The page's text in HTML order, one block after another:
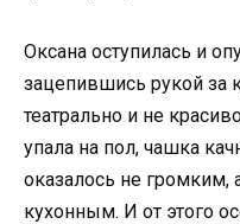
Оксана оступилась и
зацепившись рукой за
театрально и не
упала на пол, чашка
оказалось не
кухонным. И от этого